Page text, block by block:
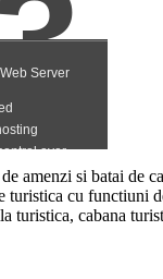
amenzi si batai de
cu functiuni
cabana